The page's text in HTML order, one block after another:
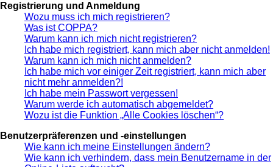
Registrierung und Anmeldung
Wozu muss ich mich registrieren?
Was ist COPPA?
Warum kann ich mich nicht registrieren?
Ich habe mich registriert, kann mich aber nicht anmelden!
Warum kann ich mich nicht anmelden?
Ich habe mich vor einiger Zeit registriert, kann mich aber
nicht mehr anmelden?!
Ich habe mein Passwort vergessen!
Warum werde ich automatisch abgemeldet?
Wozu ist die Funktion „Alle Cookies löschen“?
Benutzerpräferenzen und -einstellungen
Wie kann ich meine Einstellungen ändern?
Wie kann ich verhindern, dass mein Benutzername in der